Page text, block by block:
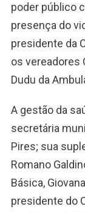
poder público
presença do
presidente da
os vereadores
Dudu da
A gestão da
secretária
Pires; sua
Romano
Básica,
presidente do